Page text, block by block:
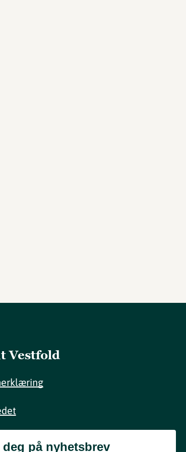
Vestfold
på nyhetsbrev
deg på nyhetsbrev